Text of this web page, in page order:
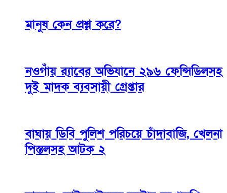
মানুষ কেন প্রশ্ন করে?
নওগাঁয় র‌্যাবের অভিযানে ২৯৬ ফেন্সিডিলসহ
দুই মাদক ব্যবসায়ী গ্রেপ্তার
বাঘায় ডিবি পুলিশ পরিচয়ে চাঁদাবাজি, খেলনা
পিস্তলসহ আটক ২